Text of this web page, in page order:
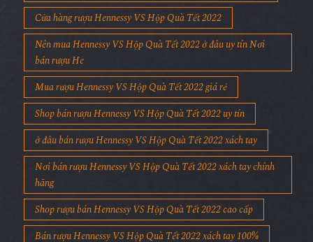
Cửa hàng rượu Hennessy VS Hộp Quà Tết 2022
Nên mua Hennessy VS Hộp Quà Tết 2022 ở đâu uy tín Nơi
bán rượu He
Mua rượu Hennessy VS Hộp Quà Tết 2022 giá rẻ
Shop bán rượu Hennessy VS Hộp Quà Tết 2022 uy tín
ở đâu bán rượu Hennessy VS Hộp Quà Tết 2022 xách tay
Nơi bán rượu Hennessy VS Hộp Quà Tết 2022 xách tay chính
hãng
Shop rượu bán Hennessy VS Hộp Quà Tết 2022 cao cấp
Bán rượu Hennessy VS Hộp Quà Tết 2022 xách tay 100%